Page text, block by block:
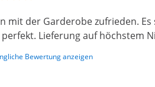
mit der Garderobe zufrieden.
perfekt. Lieferung auf höchstem
Bewertung anzeigen